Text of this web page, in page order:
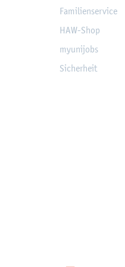
Fa­mi­li­en­ser­vice
HAW-Shop
myu­ni­jobs
Si­cher­heit